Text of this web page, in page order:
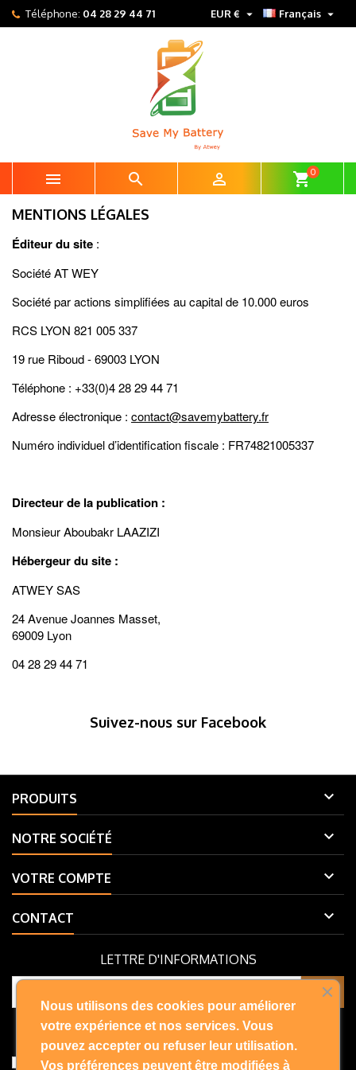
Téléphone: 04 28 29 44 71 Français 
EUR € 
   shopping_cart0
MENTIONS LÉGALES
Éditeur du site :
Société AT WEY
Société par actions simplifiées au capital de 10.000 euros
RCS LYON 821 005 337
19 rue Riboud - 69003 LYON
Téléphone : +33(0)4 28 29 44 71
Adresse électronique : contact@savemybattery.fr
Numéro individuel d’identification fiscale : FR74821005337
Directeur de la publication :
Monsieur Aboubakr LAAZIZI
Hébergeur du site :
ATWEY SAS
24 Avenue Joannes Masset,
69009 Lyon
04 28 29 44 71
Suivez-nous sur Facebook
PRODUITS 
NOTRE SOCIÉTÉ 
VOTRE COMPTE 
CONTACT 
LETTRE D'INFORMATIONS
Vous pouvez vous désinscrire à tout moment. Vous trouverez pour
cela nos informations de contact dans les conditions d'utilisation du
site.
J'accepte les conditions générales et la politique de
Nous utilisons des cookies pour améliorer
votre expérience et nos services. Vous
pouvez accepter ou refuser leur utilisation.
Vos préférences peuvent être modifiées à